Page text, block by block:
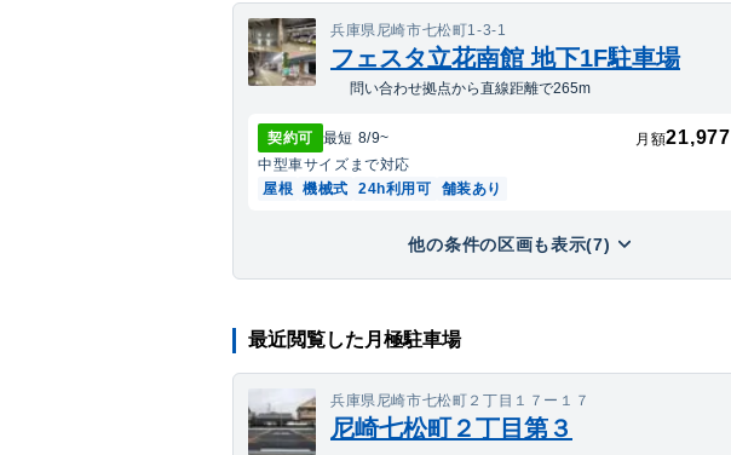
兵庫県尼崎市七松町1-3-1
フェスタ立花南館 地下1F駐車場
問い合わせ拠点から直線距離で265m
契約可 最短 8/9~ 月額21,977
中型車サイズまで対応
屋根 機械式 24h利用可 舗装あり
他の条件の区画も表示(7)
最近閲覧した月極駐車場
兵庫県尼崎市七松町２丁目１７ー１７
尼崎七松町２丁目第３